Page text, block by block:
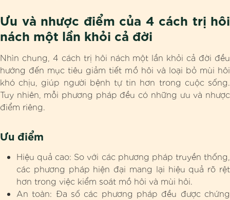
Ưu và nhược điểm của 4 cách trị hôi
nách một lần khỏi cả đời
Nhìn chung, 4 cách trị hôi nách một lần khỏi cả đời đều
hướng đến mục tiêu giảm tiết mồ hôi và loại bỏ mùi hôi
khó chịu, giúp người bệnh tự tin hơn trong cuộc sống.
Tuy nhiên, mỗi phương pháp đều có những ưu và nhược
điểm riêng.
Ưu điểm
Hiệu quả cao: So với các phương pháp truyền thống,
các phương pháp hiện đại mang lại hiệu quả rõ rệt
hơn trong việc kiểm soát mồ hôi và mùi hôi.
An toàn: Đa số các phương pháp đều được chứng